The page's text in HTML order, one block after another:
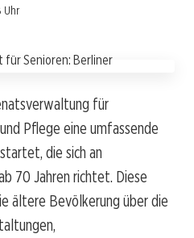
Uhr
für
Pflege eine umfassende
die sich an
70 Jahren richtet. Diese
ältere Bevölkerung über die